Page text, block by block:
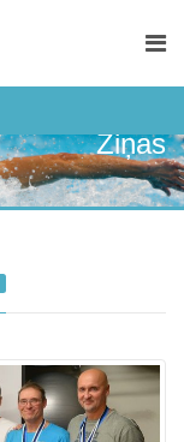
Ziņas